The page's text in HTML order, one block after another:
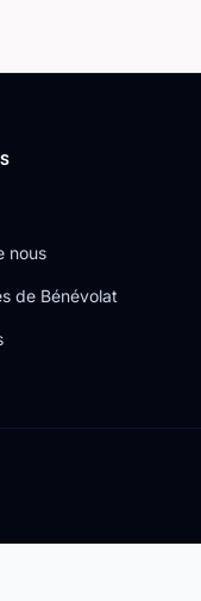
nous
de Bénévolat